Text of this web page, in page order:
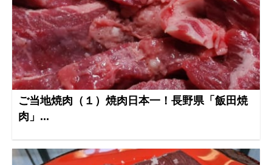
ご当地焼肉（１）焼肉日本一！長野県「飯田焼
肉」...